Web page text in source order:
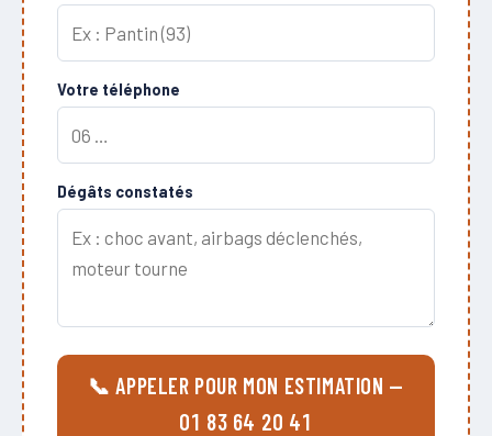
Votre téléphone
Dégâts constatés
📞 APPELER POUR MON ESTIMATION —
01 83 64 20 41